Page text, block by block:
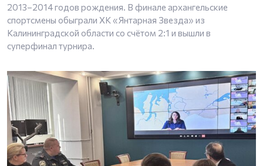
2013–2014 годов рождения. В финале архангельские
спортсмены обыграли ХК «Янтарная Звезда» из
Калининградской области со счётом 2:1 и вышли в
суперфинал турнира.